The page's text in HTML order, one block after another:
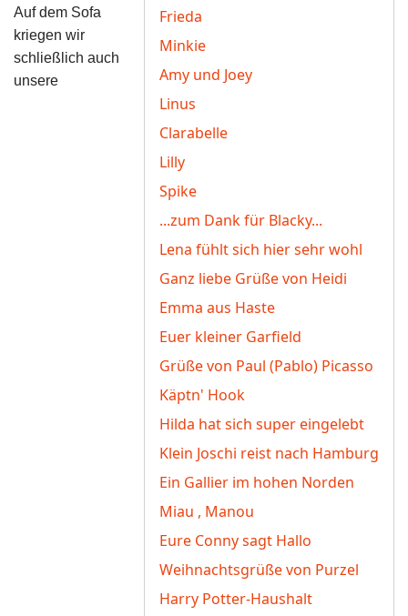
Frieda
Minkie
Amy und Joey
Linus
Clarabelle
Lilly
Spike
...zum Dank für Blacky...
Lena fühlt sich hier sehr wohl
Ganz liebe Grüße von Heidi
Emma aus Haste
Euer kleiner Garfield
Grüße von Paul (Pablo) Picasso
Käptn' Hook
Hilda hat sich super eingelebt
Klein Joschi reist nach Hamburg
Ein Gallier im hohen Norden
Miau , Manou
Eure Conny sagt Hallo
Weihnachtsgrüße von Purzel
Harry Potter-Haushalt
Auf dem Sofa
kriegen wir
schließlich auch
unsere